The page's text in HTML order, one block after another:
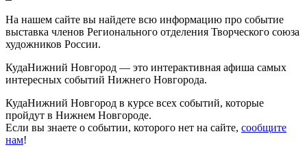
На нашем сайте вы найдете всю информацию про событие
выставка членов Регионального отделения Творческого союза
художников России.
КудаНижний Новгород — это интерактивная афиша самых
интересных событий Нижнего Новгорода.
КудаНижний Новгород в курсе всех событий, которые
пройдут в Нижнем Новгороде.
Если вы знаете о событии, которого нет на сайте, сообщите
нам!